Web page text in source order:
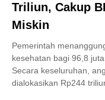
Triliun, Cakup
Miskin
Pemerintah
kesehatan bagi 96,8
Secara keseluruhan,
dialokasikan Rp244